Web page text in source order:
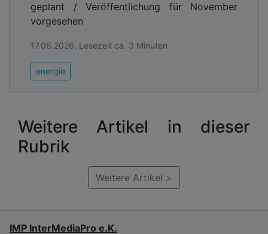
geplant / Veröffentlichung für November
vorgesehen
17.06.2026, Lesezeit ca. 3 Minuten
energie
Weitere Artikel in dieser
Rubrik
Weitere Artikel >
IMP InterMediaPro e.K.